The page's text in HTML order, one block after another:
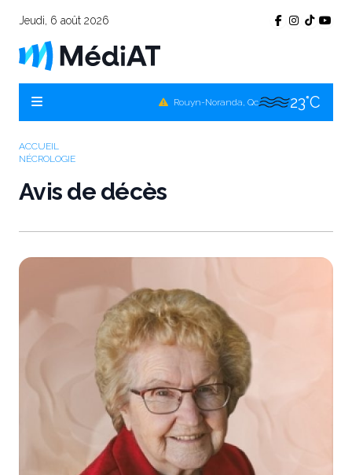
Jeudi, 6 août 2026
Rouyn-Noranda, Qc 23°C
ACCUEIL
NÉCROLOGIE
Avis de décès